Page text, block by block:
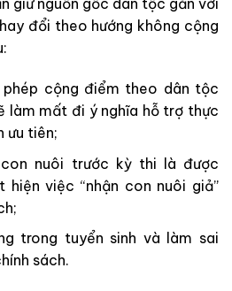
giữ nguồn gốc dân tộc gắn với
đổi theo hướng không cộng
cộng điểm theo dân tộc
làm mất đi ý nghĩa hỗ trợ thực
ưu tiên;
nuôi trước kỳ thi là được
hiện việc “nhận con nuôi giả”
trong tuyển sinh và làm sai
sách.